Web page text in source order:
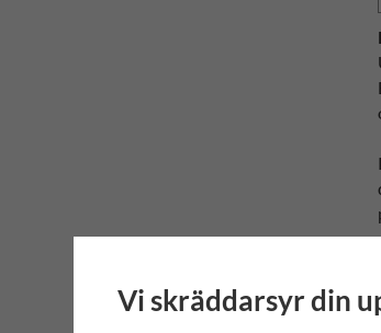
Vi skräddarsyr din